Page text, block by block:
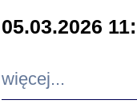
05.03.2026
więcej...